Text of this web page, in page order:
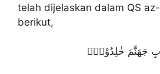
telah dijelaskan dalam QS
berikut,
جَهَنَّمَ خٰلِدُوْنَۖ